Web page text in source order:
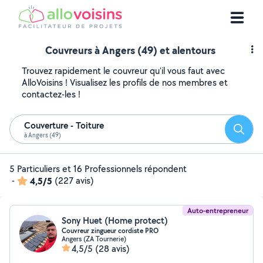
Couvreurs à Angers (49) et alentours
Trouvez rapidement le couvreur qu'il vous faut avec
AlloVoisins ! Visualisez les profils de nos membres et
contactez-les !
Couverture - Toiture
à Angers (49)
5 Particuliers et 16 Professionnels répondent
-
4,5/5 (227 avis)
Auto-entrepreneur
Sony Huet (Home protect)
Couvreur zingueur cordiste PRO
Angers (ZA Tournerie)
4,5/5 (28 avis)